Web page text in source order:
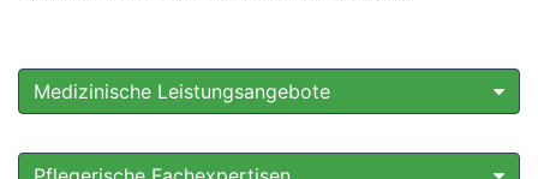
Medizinische Leistungsangebote